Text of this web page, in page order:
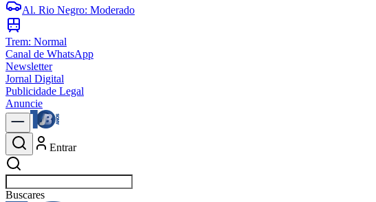
Al. Rio Negro: Moderado
Trem: Normal
Canal de WhatsApp
Newsletter
Jornal Digital
Publicidade Legal
Anuncie
Entrar
Buscaresportes